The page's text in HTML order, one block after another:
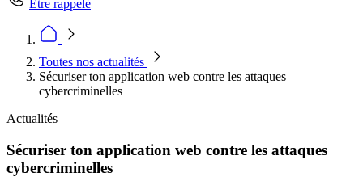
Être rappelé
Toutes nos actualités
Sécuriser ton application web contre les attaques
cybercriminelles
Actualités
Sécuriser ton application web contre les attaques
cybercriminelles